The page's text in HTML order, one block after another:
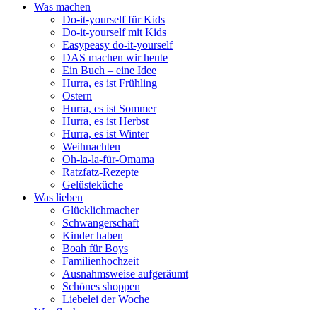
Was machen
Do-it-yourself für Kids
Do-it-yourself mit Kids
Easypeasy do-it-yourself
DAS machen wir heute
Ein Buch – eine Idee
Hurra, es ist Frühling
Ostern
Hurra, es ist Sommer
Hurra, es ist Herbst
Hurra, es ist Winter
Weihnachten
Oh-la-la-für-Omama
Ratzfatz-Rezepte
Gelüsteküche
Was lieben
Glücklichmacher
Schwangerschaft
Kinder haben
Boah für Boys
Familienhochzeit
Ausnahmsweise aufgeräumt
Schönes shoppen
Liebelei der Woche